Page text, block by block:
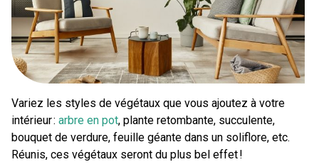
Variez les styles de végétaux que vous ajoutez à votre
intérieur : arbre en pot, plante retombante, succulente,
bouquet de verdure, feuille géante dans un soliflore, etc.
Réunis, ces végétaux seront du plus bel effet !